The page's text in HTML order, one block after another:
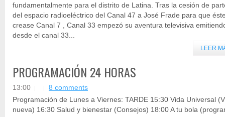
fundamentalmente para el distrito de Latina. Tras la cesión de
del espacio radioeléctrico del Canal 47 a José Frade para que
crease Canal 7 , Canal 33 empezó su aventura televisiva
desde el canal 33...
LEER
PROGRAMACIÓN 24 HORAS
13:00
8 comments
Programación de Lunes a Viernes: TARDE 15:30 Vida Universal
nueva) 16:30 Salud y bienestar (Consejos) 18:00 A tu bola